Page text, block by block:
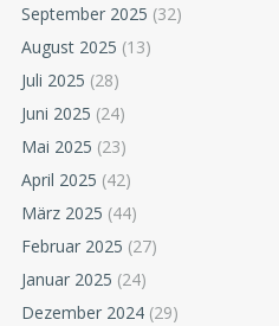
September 2025 (32)
August 2025 (13)
Juli 2025 (28)
Juni 2025 (24)
Mai 2025 (23)
April 2025 (42)
März 2025 (44)
Februar 2025 (27)
Januar 2025 (24)
Dezember 2024 (29)